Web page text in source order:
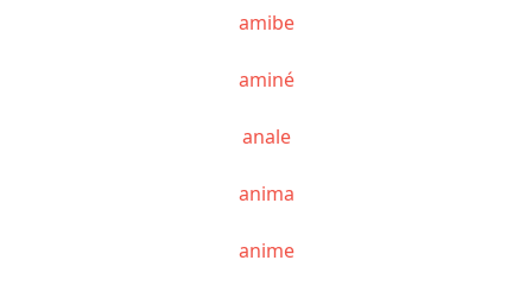
amibe
aminé
anale
anima
anime